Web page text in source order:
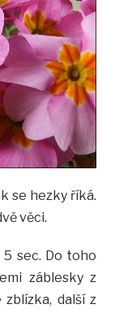
se hezky říká.
věci.
sec. Do toho
záblesky z
další z